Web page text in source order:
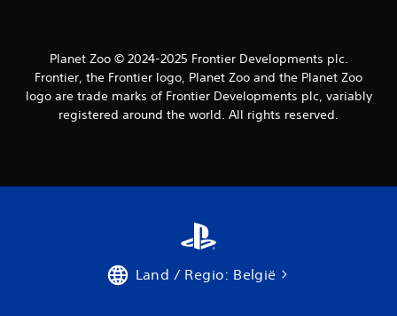
Planet Zoo © 2024-2025 Frontier Developments plc.
Frontier, the Frontier logo, Planet Zoo and the Planet Zoo
logo are trade marks of Frontier Developments plc, variably
registered around the world. All rights reserved.
Land / Regio: België